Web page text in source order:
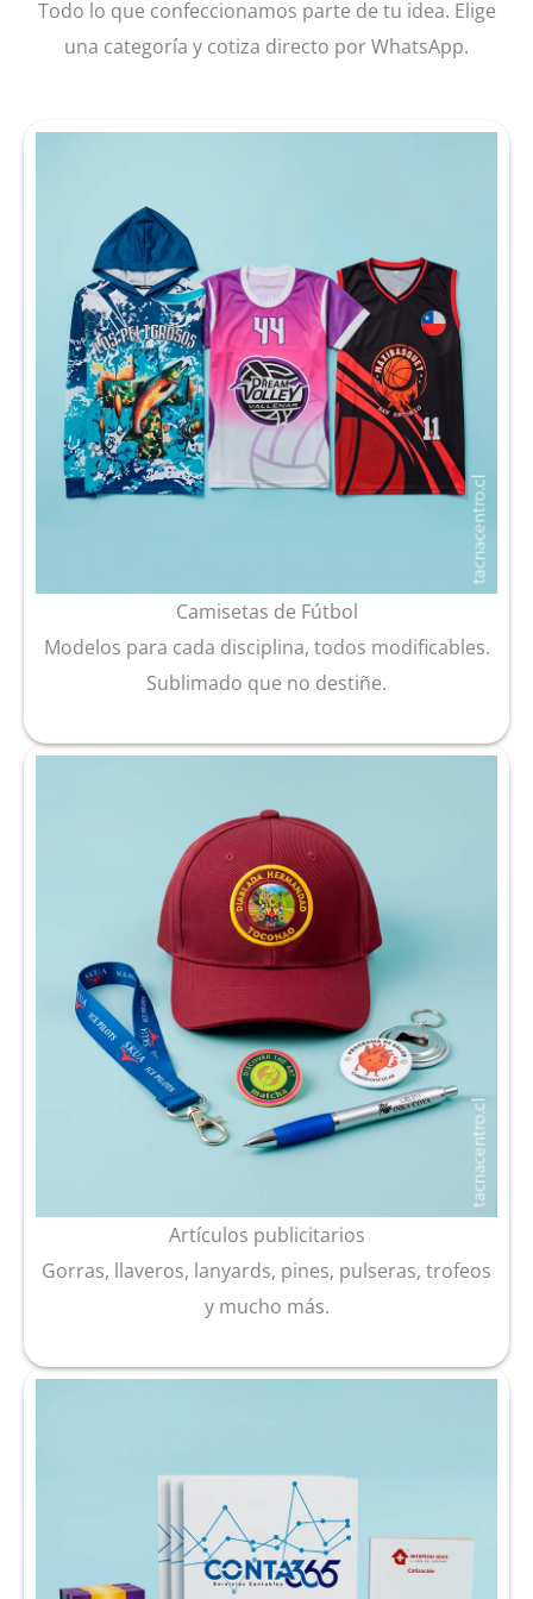
Todo lo que confeccionamos parte de tu idea. Elige
una categoría y cotiza directo por WhatsApp.
Camisetas de Fútbol
Modelos para cada disciplina, todos modificables.
Sublimado que no destiñe.
Artículos publicitarios
Gorras, llaveros, lanyards, pines, pulseras, trofeos
y mucho más.